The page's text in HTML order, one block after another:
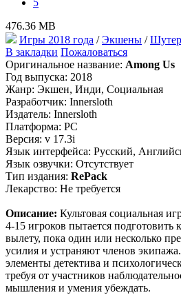
5
476.36 MB
Игры 2018 года /Экшены /
В закладки Пожаловаться
Оригинальное название: Among Us
Год выпуска: 2018
Жанр: Экшен, Инди, Социальная
Разработчик: Innersloth
Издатель: Innersloth
Платформа: PC
Версия: v 17.3i
Язык интерфейса: Русский,
Язык озвучки: Отсутствует
Тип издания: RePack
Лекарство: Не требуется
Описание: Культовая социальная
4-15 игроков пытается подготовить
вылету, пока один или несколько
усилия и устраняют членов
элементы детектива и
требуя от участников
мышления и умения убеждать.